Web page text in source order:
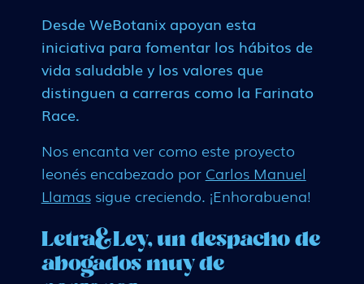
Desde WeBotanix apoyan esta
iniciativa para fomentar los hábitos de
vida saludable y los valores que
distinguen a carreras como la Farinato
Race.
Nos encanta ver como este proyecto
leonés encabezado por Carlos Manuel
Llamassigue creciendo. ¡Enhorabuena!
Letra&Ley, un despacho de
abogados muy de